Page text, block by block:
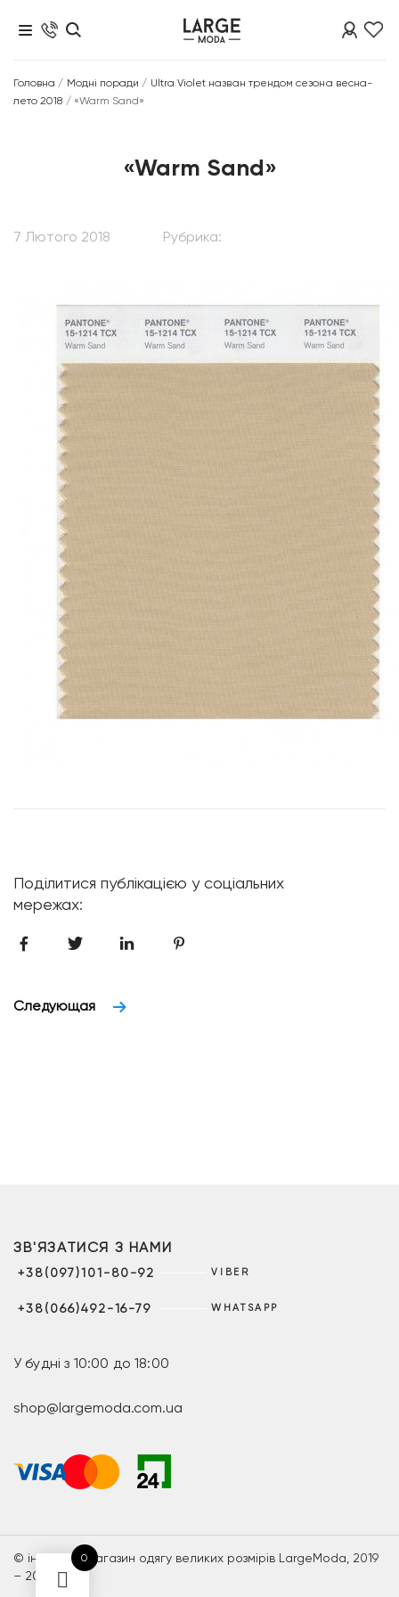
Головна / Модні поради / Ultra Violet назван трендом сезона весна-
лето 2018 / «Warm Sand»
«Warm Sand»
7 Лютого 2018 Рубрика:
Поділитися публікацією у соціальних
мережах:
Следующая
ЗВ'ЯЗАТИСЯ З НАМИ
+38(097)101-80-92 VIBER
+38(066)492-16-79 WHATSAPP
У будні з 10:00 до 18:00
shop@largemoda.com.ua
© інтернет-магазин одягу великих розмірів LargeModa, 2019
– 2026
0